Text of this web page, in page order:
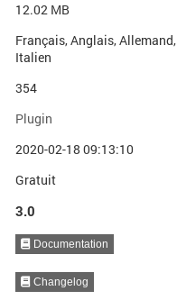
12.02 MB
Français, Anglais,
Italien
354
Plugin
2020-02-18 09:13:10
Gratuit
3.0
Documentation
Changelog